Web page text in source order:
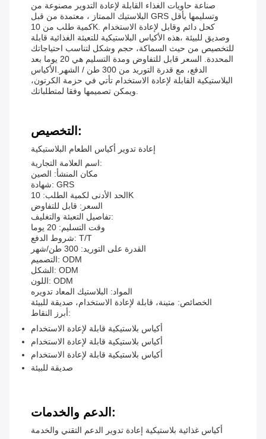
صناعة حاويات الغذاء القابلة لإعادة التدوير مصنوعة من
البلاستيك الممتاز ، معتمدة من قبل GRS وتسليمها بأقل
كمية طلب من 10K. كحل دائم وقابل لإعادة الاستخدام
وصديق للبيئة ،هذه الأكياس البلاستيكية للتعبئة الغذائية قابلة
للتخصيص من حيث السماكة، حجم وشكل لتناسب احتياجاتك
المحددة. السعر قابل للتفاوض ومدة التسليم هي 20 يوما بعد
الدفع، مع قدرة التوريد من 300 طن / الشهر.الأكياس
البلاستيكية القابلة لإعادة الاستخدام تأتي في حزمة الكرتون،
ويمكن تصميمها وفقا لمتطلباتك.
التخصيص:
إعادة تدوير أكياس الطعام البلاستيكية
اسم العلامة التجارية:
مكان المنشأ: الصين
شهادة: GRS
الحد الأدنى لكمية الطلب: 10K
السعر: قابل للتفاوض
تفاصيل التعبئة والتغليف:
وقت التسليم: 20 يوما
شروط الدفع: T/T
القدرة على التوريد: 300 طن/شهر
التصميم: ODM
الشكل: ODM
اللون: ODM
المواد: البلاستيك المعاد تدويره
الخصائص: متينة، قابلة لإعادة الاستخدام، صديقة للبيئة
أبرز النقاط:
أكياس بلاستيكية قابلة لإعادة الاستخدام
أكياس بلاستيكية قابلة لإعادة الاستخدام
أكياس بلاستيكية قابلة لإعادة الاستخدام
صديقة للبيئة
الدعم والخدمات:
أكياس غذائية بلاستيكية إعادة تدوير الدعم التقني والخدمة